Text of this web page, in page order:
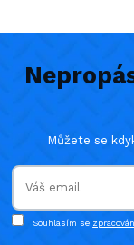
Můžete se
Souhlasím se